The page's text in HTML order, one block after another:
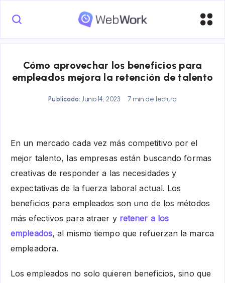
Cómo aprovechar los beneficios para
empleados mejora la retención de talento
Publicado: Junio 14, 2023 7 min de lectura
En un mercado cada vez más competitivo por el
mejor talento, las empresas están buscando formas
creativas de responder a las necesidades y
expectativas de la fuerza laboral actual. Los
beneficios para empleados son uno de los métodos
más efectivos para atraer y retener a los
empleados, al mismo tiempo que refuerzan la marca
empleadora.
Los empleados no solo quieren beneficios, sino que